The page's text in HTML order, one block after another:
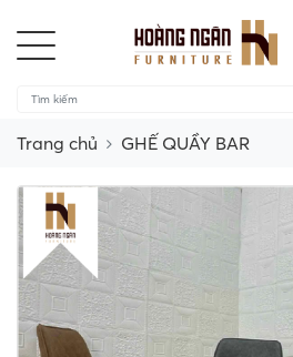
Trang chủ GHẾ QUẦY BAR